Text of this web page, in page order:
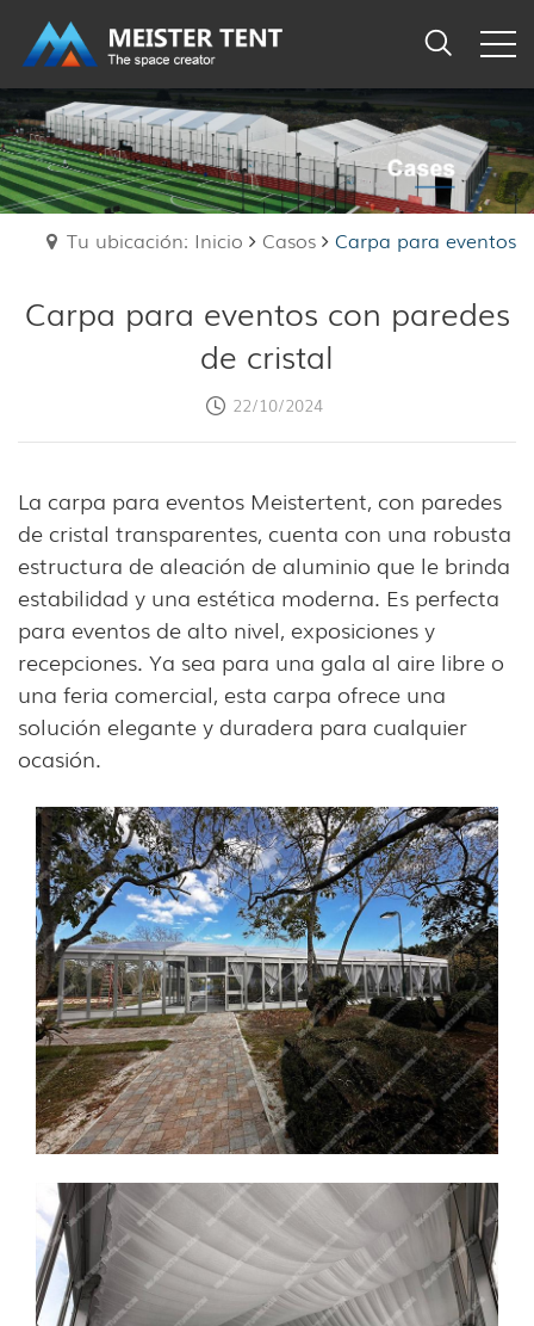
Tu ubicación: Inicio Casos Carpa para eventos
Carpa para eventos con paredes
de cristal
22/10/2024
La carpa para eventos Meistertent, con paredes
de cristal transparentes, cuenta con una robusta
estructura de aleación de aluminio que le brinda
estabilidad y una estética moderna. Es perfecta
para eventos de alto nivel, exposiciones y
recepciones. Ya sea para una gala al aire libre o
una feria comercial, esta carpa ofrece una
solución elegante y duradera para cualquier
ocasión.